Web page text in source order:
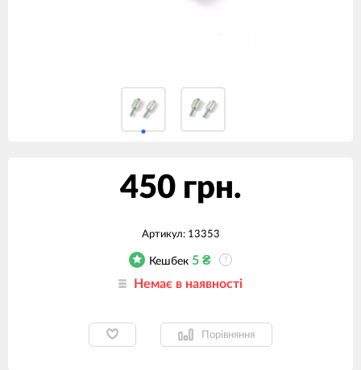
450 грн.
Артикул: 13353
Кешбек 5 ₴ ?
Немає в наявності
Порівняння